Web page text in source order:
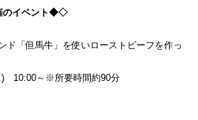
イベント◆◇
ド「但馬牛」を使いローストビーフを作っ
) 10:00～※所要時間約90分